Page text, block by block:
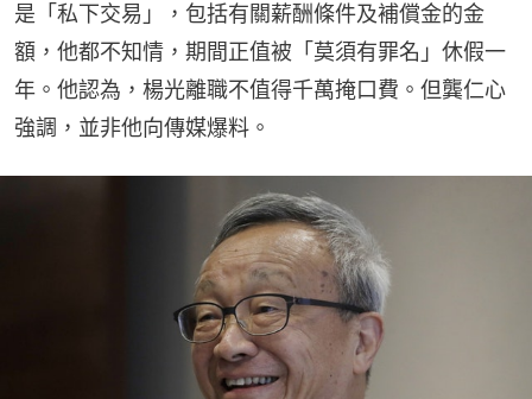
是「私下交易」，包括有關薪酬條件及補償金的金
額，他都不知情，期間正值被「莫須有罪名」休假一
年。他認為，楊光離職不值得千萬掩口費。但龔仁心
強調，並非他向傳媒爆料。